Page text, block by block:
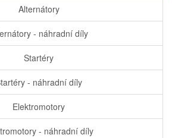
Alternátory
- náhradní díly
Startéry
- náhradní díly
Elektromotory
- náhradní díly